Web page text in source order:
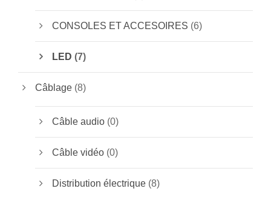
CONSOLES ET ACCESOIRES (6)
LED (7)
Câblage (8)
Câble audio (0)
Câble vidéo (0)
Distribution électrique (8)